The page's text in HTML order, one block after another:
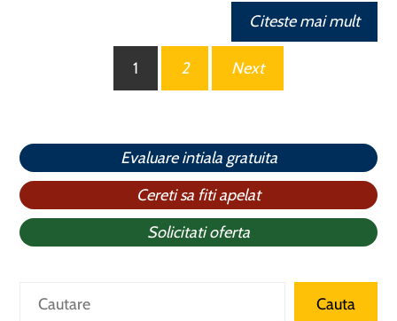
Citeste mai mult
1 2 Next
Evaluare intiala gratuita
Cereti sa fiti apelat
Solicitati oferta
Caută Cauta